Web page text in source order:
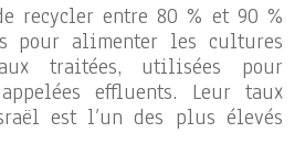
recycler entre 80 % et 90 %
pour alimenter les cultures
traitées, utilisées pour
effluents. Leur taux
est l’un des plus élevés